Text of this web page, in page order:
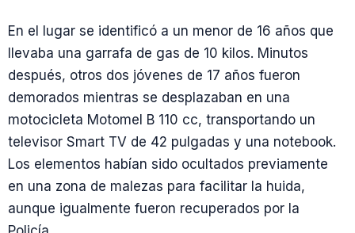
En el lugar se identificó a un menor de 16 años que
llevaba una garrafa de gas de 10 kilos. Minutos
después, otros dos jóvenes de 17 años fueron
demorados mientras se desplazaban en una
motocicleta Motomel B 110 cc, transportando un
televisor Smart TV de 42 pulgadas y una notebook.
Los elementos habían sido ocultados previamente
en una zona de malezas para facilitar la huida,
aunque igualmente fueron recuperados por la